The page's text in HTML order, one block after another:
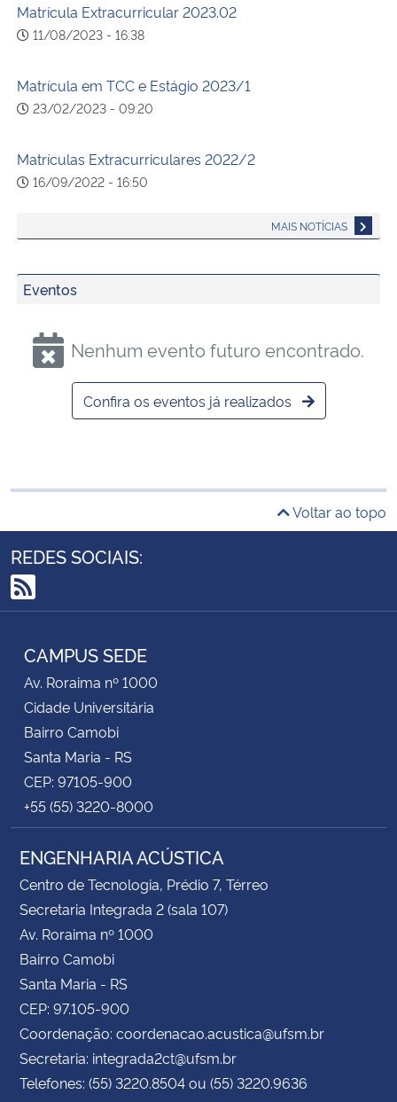
Matrícula Extracurricular 2023.02
11/08/2023 - 16:38
Matrícula em TCC e Estágio 2023/1
23/02/2023 - 09:20
Matrículas Extracurriculares 2022/2
16/09/2022 - 16:50
MAIS NOTÍCIAS
Eventos
Nenhum evento futuro encontrado.
Confira os eventos já realizados
Voltar ao topo
REDES SOCIAIS:
RSS
CAMPUS SEDE
Av. Roraima nº 1000
Cidade Universitária
Bairro Camobi
Santa Maria - RS
CEP: 97105-900
+55 (55) 3220-8000
ENGENHARIA ACÚSTICA
Centro de Tecnologia, Prédio 7, Térreo
Secretaria Integrada 2 (sala 107)
Av. Roraima nº 1000
Bairro Camobi
Santa Maria - RS
CEP: 97.105-900
Coordenação: coordenacao.acustica@ufsm.br
Secretaria: integrada2ct@ufsm.br
Telefones: (55) 3220.8504 ou (55) 3220.9636